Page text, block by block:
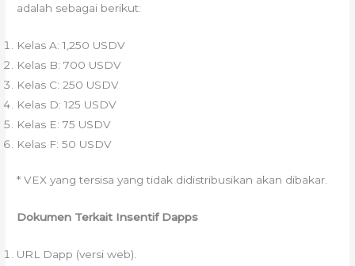
adalah sebagai berikut:
Kelas A: 1,250 USDV
Kelas B: 700 USDV
Kelas C: 250 USDV
Kelas D: 125 USDV
Kelas E: 75 USDV
Kelas F: 50 USDV
* VEX yang tersisa yang tidak didistribusikan akan dibakar.
Dokumen Terkait Insentif Dapps
URL Dapp (versi web).